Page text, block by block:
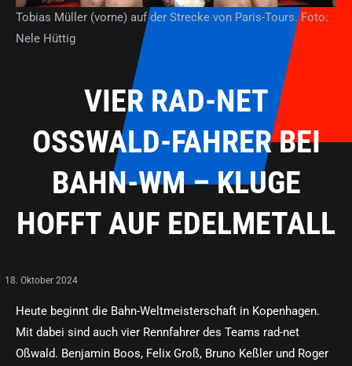
Tobias Müller (vorne) auf der Strecke von Paris-Tours. Foto:
Nele Hüttig
VIER RAD-NET
OSSWALD-FAHRER BEI B
AHN-WM – KLUGE H
OFFT AUF EDELMETALL
18. Oktober 2024
Heute beginnt die Bahn-Weltmeisterschaft in Kopenhagen.
Mit dabei sind auch vier Rennfahrer des Teams rad-net
Oßwald. Benjamin Boos, Felix Groß, Bruno Keßler und Roger